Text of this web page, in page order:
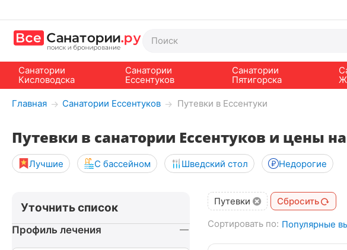
Санатории
Кисловодска
Санатории
Ессентуков
Санатории
Пятигорска
Главная → Санатории Ессентуков → Путевки в Ессентуки
Путевки в санатории Ессентуков и цены на
Лучшие С бассейном Шведский стол Недорогие
Путевки
Сбросить
Сортировать по: Популярные
Уточнить список
Профиль лечения